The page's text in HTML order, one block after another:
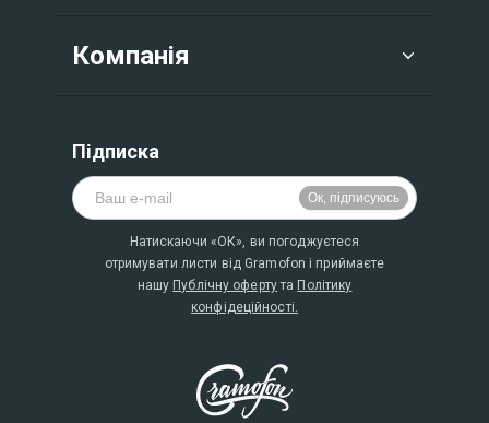
Компанія
Підписка
Натискаючи «ОК», ви погоджуєтеся
отримувати листи від Gramofon і приймаєте
нашу Публічну офертута Політику
конфідеційності.